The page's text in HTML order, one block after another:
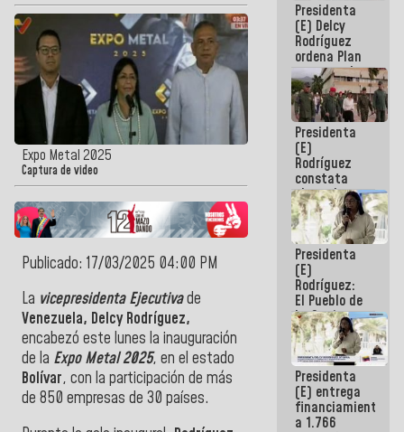
Expo Metal 2025
Captura de video
Publicado: 17/03/2025 04:00 PM
La vicepresidenta Ejecutivade
Venezuela, Delcy Rodríguez,
encabezó este lunes la inauguración
de la Expo Metal 2025, en el estado
Bolívar, con la participación de más
de 850 empresas de 30 países.
Presidenta
(E) Delcy
Rodríguez
ordena Plan
maestro de
desarrollo
logístico y
turístico
para La
Guaira
Presidenta
(E)
Rodríguez
constata
obras de
rehabilitación
de Escuela
Militar de
Mamo en La
Guaira
Presidenta
(E)
Rodríguez:
El Pueblo de
La Guaira
siempre
estará
acompañada
por el
Gobierno
Nacional
Presidenta
(E) entrega
financiamientos
a 1.766